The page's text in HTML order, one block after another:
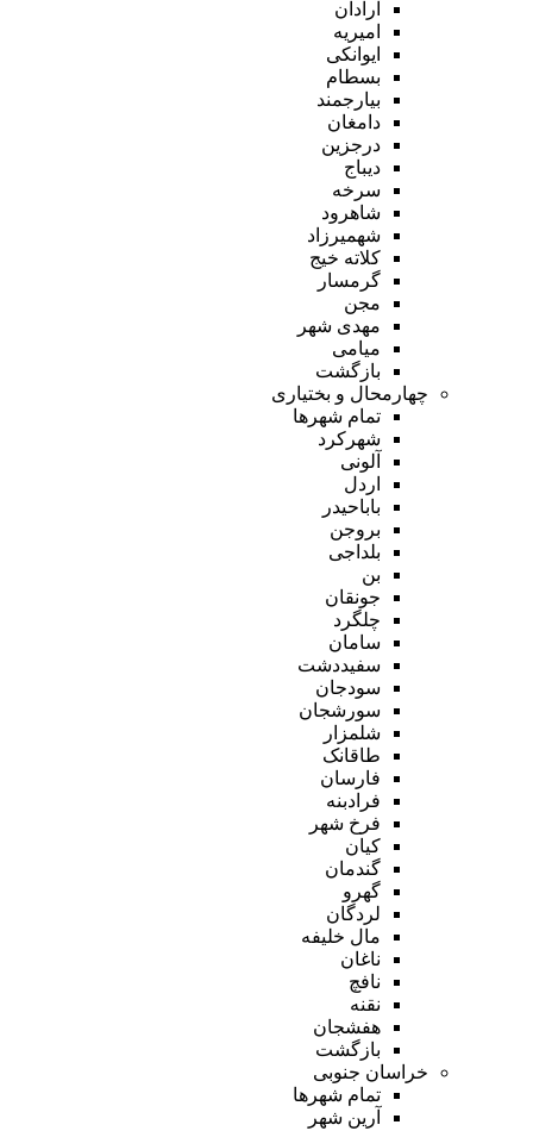
آرادان
امیریه
ایوانکی
بسطام
بیارجمند
دامغان
درجزین
دیباج
سرخه
شاهرود
شهمیرزاد
کلاته خیج
گرمسار
مجن
مهدی شهر
میامی
بازگشت
چهارمحال و بختیاری
تمام شهر‌ها
شهرکرد
آلونی
اردل
باباحیدر
بروجن
بلداجی
بن
جونقان
چلگرد
سامان
سفیددشت
سودجان
سورشجان
شلمزار
طاقانک
فارسان
فرادبنه
فرخ شهر
کیان
گندمان
گهرو
لردگان
مال خلیفه
ناغان
نافچ
نقنه
هفشجان
بازگشت
خراسان جنوبی
تمام شهر‌ها
آرین شهر